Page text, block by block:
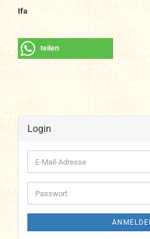
Ifa
teilen
Login
E-
Mail-
Adresse
Passwort